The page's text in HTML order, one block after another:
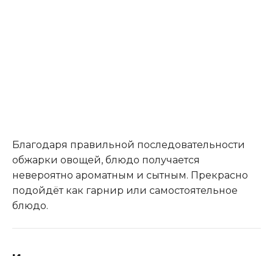
Благодаря правильной последовательности
обжарки овощей, блюдо получается
невероятно ароматным и сытным. Прекрасно
подойдёт как гарнир или самостоятельное
блюдо.